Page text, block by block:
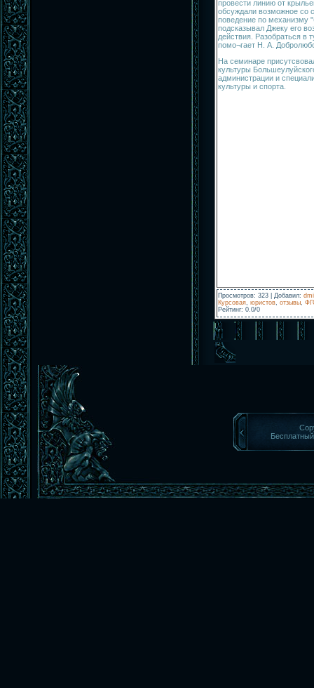
провести линию от
обсуждали возможное со
поведение по механизму
подсказывал Джеку его
действия. Разобраться в
помо¬гает Н. А.
На семинаре
культуры
администрации и
культуры и спорта.
Просмотров: 323 Добавил:
Курсовая юристов отзывы
Рейтинг: 0.0/0